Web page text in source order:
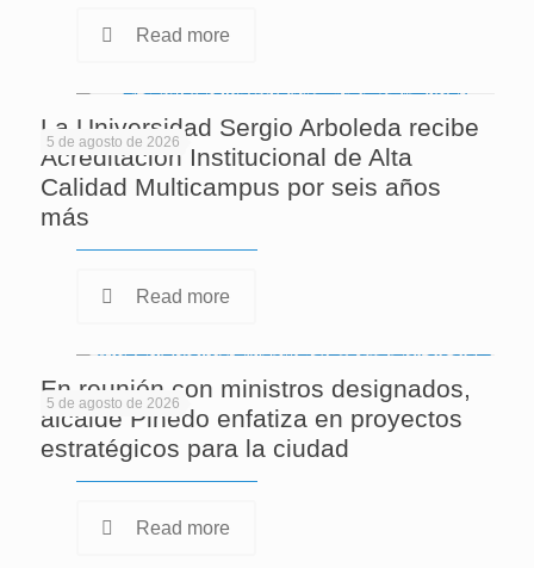
Read more
5 de agosto de 2026
La Universidad Sergio Arboleda recibe
Acreditación Institucional de Alta
Calidad Multicampus por seis años
más
Read more
5 de agosto de 2026
En reunión con ministros designados,
alcalde Pinedo enfatiza en proyectos
estratégicos para la ciudad
Read more